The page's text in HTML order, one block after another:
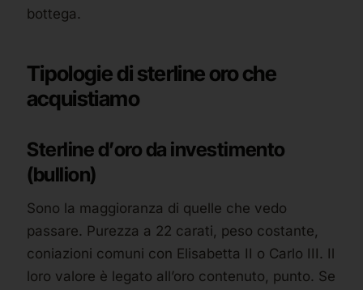
bottega.
Tipologie di sterline oro che
acquistiamo
Sterline d’oro da investimento
(bullion)
Sono la maggioranza di quelle che vedo
passare. Purezza a 22 carati, peso costante,
coniazioni comuni con Elisabetta II o Carlo III. Il
loro valore è legato all’oro contenuto, punto. Se